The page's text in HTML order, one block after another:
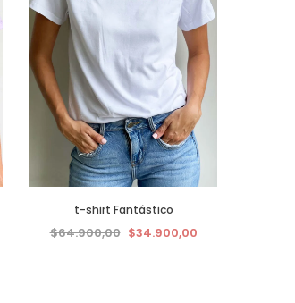
t-shirt Fantástico
$64.900,00 $34.900,00